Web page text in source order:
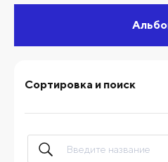
Сортировка и поиск